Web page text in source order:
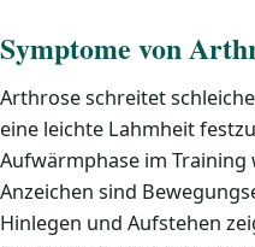
Symptome von
Arthrose schreitet
eine leichte Lahmheit
Aufwärmphase im
Anzeichen sind
Hinlegen und Aufstehen